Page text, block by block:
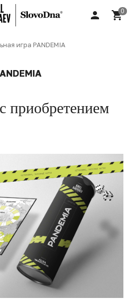
игра PANDEMIA
приобретением